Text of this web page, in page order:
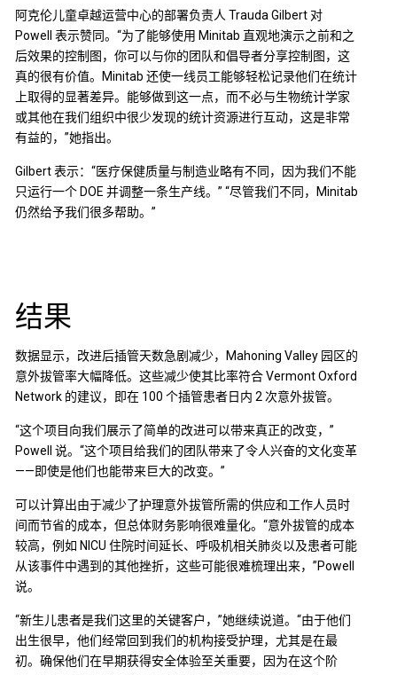
阿克伦儿童卓越运营中心的部署负责人 Trauda Gilbert 对
Powell 表示赞同。“为了能够使用 Minitab 直观地演示之前和之
后效果的控制图，你可以与你的团队和倡导者分享控制图，这
真的很有价值。Minitab 还使一线员工能够轻松记录他们在统计
上取得的显著差异。能够做到这一点，而不必与生物统计学家
或其他在我们组织中很少发现的统计资源进行互动，这是非常
有益的，”她指出。
Gilbert 表示：“医疗保健质量与制造业略有不同，因为我们不能
只运行一个 DOE 并调整一条生产线。” “尽管我们不同，Minitab
仍然给予我们很多帮助。”
结果
数据显示，改进后插管天数急剧减少，Mahoning Valley 园区的
意外拔管率大幅降低。这些减少使其比率符合 Vermont Oxford
Network 的建议，即在 100 个插管患者日内 2 次意外拔管。
“这个项目向我们展示了简单的改进可以带来真正的改变，”
Powell 说。“这个项目给我们的团队带来了令人兴奋的文化变革
——即使是他们也能带来巨大的改变。”
可以计算出由于减少了护理意外拔管所需的供应和工作人员时
间而节省的成本，但总体财务影响很难量化。“意外拔管的成本
较高，例如 NICU 住院时间延长、呼吸机相关肺炎以及患者可能
从该事件中遇到的其他挫折，这些可能很难梳理出来，”Powell
说。
“新生儿患者是我们这里的关键客户，”她继续说道。“由于他们
出生很早，他们经常回到我们的机构接受护理，尤其是在最
初。确保他们在早期获得安全体验至关重要，因为在这个阶